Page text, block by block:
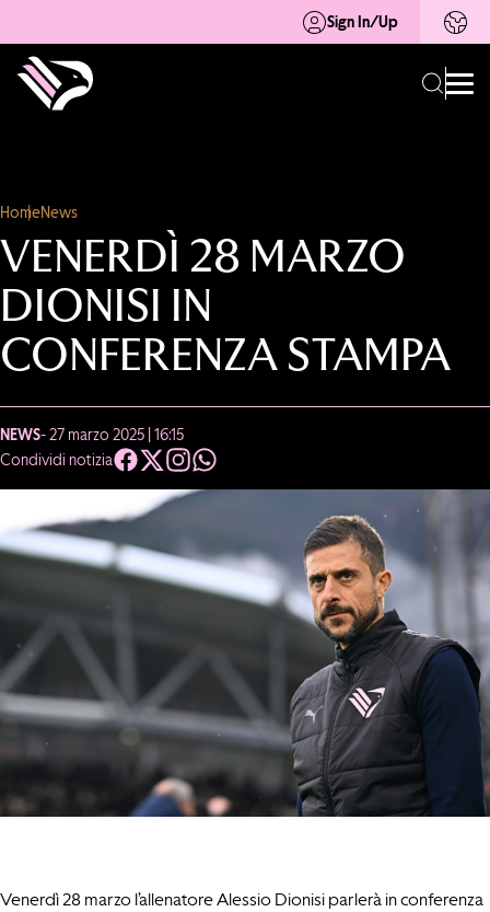
Sign In/Up
HomeNews
VENERDÌ 28 MARZO
DIONISI IN
CONFERENZA STAMPA
NEWS- 27 marzo 2025 | 16:15
Condividi notizia
Venerdì 28 marzo l’allenatore Alessio Dionisi parlerà in conferenza